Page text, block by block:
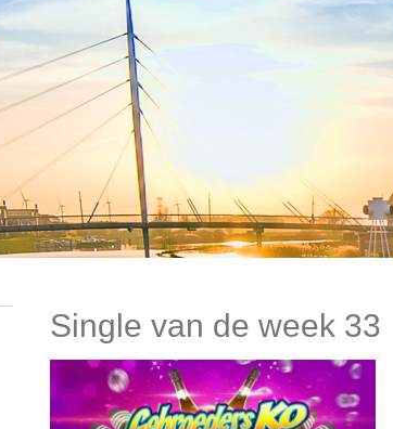
Single van de week 33